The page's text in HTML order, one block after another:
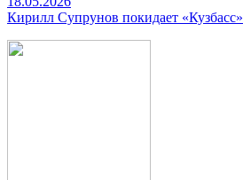
Кирилл Супрунов покидает «Кузбасс»